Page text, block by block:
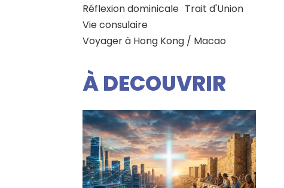
Réflexion dominicale Trait d'Union
Vie consulaire
Voyager à Hong Kong / Macao
À DECOUVRIR